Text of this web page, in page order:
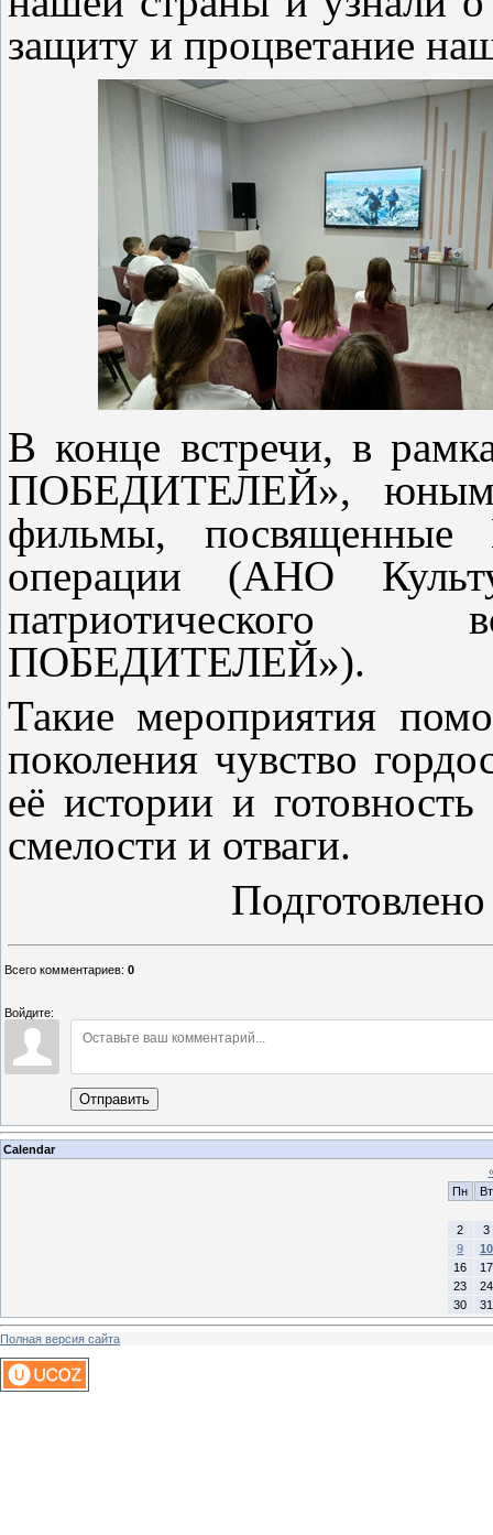
защиту и процветание
В конце встречи, в
ПОБЕДИТЕЛЕЙ», юным
фильмы, посвященные
операции (АНО
ПОБЕДИТЕЛЕЙ»).
Такие мероприятия
поколения чувство
её истории и
смелости и отваги.
Всего комментариев: 0
Войдите:
Отправить
Calendar
Пн
Вт
2
3
9
10
16
17
23
24
30
31
Полная версия сайта